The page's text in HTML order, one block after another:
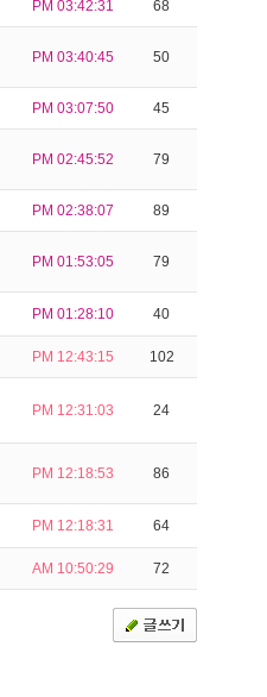
PM 03:42:31 68
PM 03:40:45 50
PM 03:07:50 45
PM 02:45:52 79
PM 02:38:07 89
PM 01:53:05 79
PM 01:28:10 40
PM 12:43:15 102
PM 12:31:03 24
PM 12:18:53 86
PM 12:18:31 64
AM 10:50:29 72